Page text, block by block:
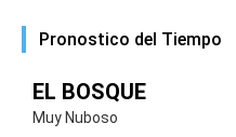
Pronostico del Tiempo
EL BOSQUE
Muy Nuboso